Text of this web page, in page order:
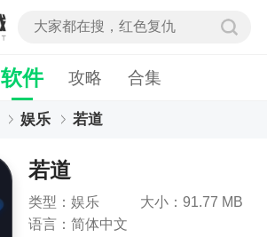
软件 攻略 合集
娱乐 若道
若道
类型：娱乐
大小：91.77 MB
语言：简体中文